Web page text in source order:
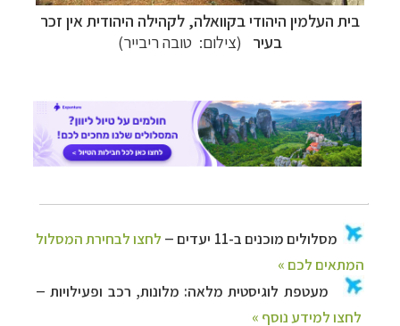
בית העלמין היהודי בקוואלה, לקהילה היהודית אין זכר
בעיר
(צילום: טובה ריבייר)